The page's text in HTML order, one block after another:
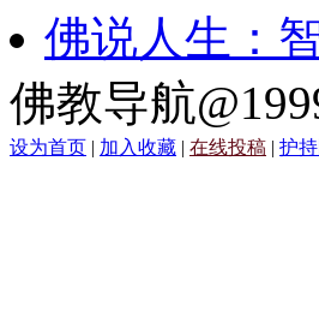
佛说人生：
佛教导航
设为首页 | 加入收藏 | 在线投稿 | 护